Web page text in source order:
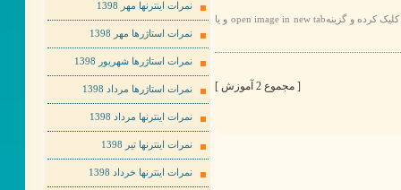
برای مشاهده عکس ها به صورت بهتر لطفا روی عکس مورد نظر راست کلیک کرده و گزینهopen image in new tab و یا
[ مجموع 2 آموزش ]
نمرات اینترنها مهر 1398
نمرات استاژرها مهر 1398
نمرات استاژرها شهریور 1398
نمرات استاژرها مرداد 1398
نمرات اینترنها مرداد 1398
نمرات اینترنها تیر 1398
نمرات اینترنها خرداد 1398